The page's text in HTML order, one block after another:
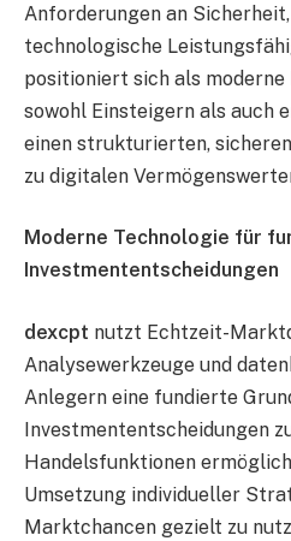
Anforderungen an
technologische
positioniert sich als
sowohl Einsteigern als auch
einen strukturierten,
zu digitalen
Moderne Technologie für
Investmententscheidungen
dexcpt nutzt Echtzeit-
Analysewerkzeuge und
Anlegern eine fundierte
Investmententscheidungen
Handelsfunktionen
Umsetzung individueller
Marktchancen gezielt zu